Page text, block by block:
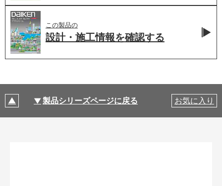
この製品の
設計・施工情報を確認する
製品シリーズページに戻る お気に入り